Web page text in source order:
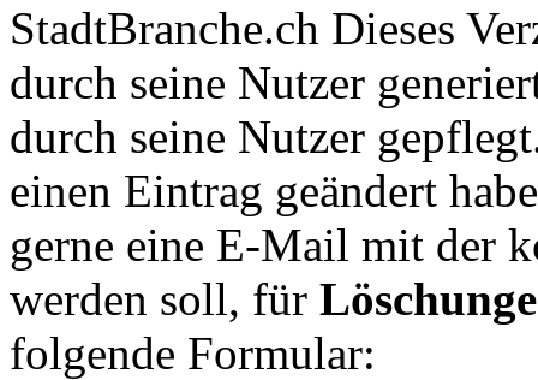
StadtBranche.ch Dieses
durch seine Nutzer
durch seine Nutzer
einen Eintrag geändert
gerne eine E-Mail mit der
werden soll, für
folgende Formular: